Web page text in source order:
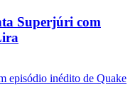
Superjúri com